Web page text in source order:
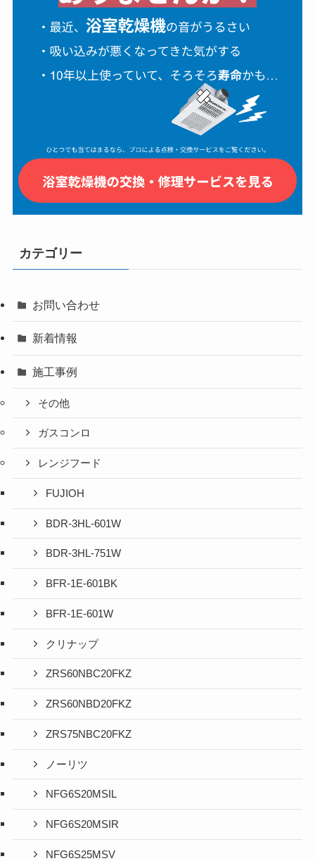
カテゴリー
お問い合わせ
新着情報
施工事例
その他
ガスコンロ
レンジフード
FUJIOH
BDR-3HL-601W
BDR-3HL-751W
BFR-1E-601BK
BFR-1E-601W
クリナップ
ZRS60NBC20FKZ
ZRS60NBD20FKZ
ZRS75NBC20FKZ
ノーリツ
NFG6S20MSIL
NFG6S20MSIR
NFG6S25MSV